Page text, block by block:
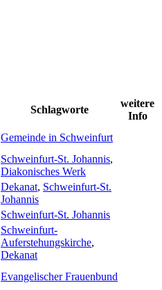
Schlagworte
weitere
Info
Gemeinde in Schweinfurt
Schweinfurt-St. Johannis,
Diakonisches Werk
Dekanat, Schweinfurt-St.
Johannis
Schweinfurt-St. Johannis
Schweinfurt-
Auferstehungskirche,
Dekanat
Evangelischer Frauenbund